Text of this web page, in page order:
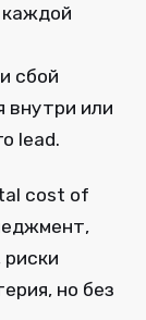
сбой
внутри или
lead.
cost of
риски
но без